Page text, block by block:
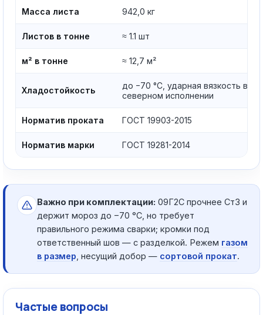
Масса листа 942,0 кг
Листов в тонне ≈ 1.1 шт
м² в тонне ≈ 12,7 м²
Хладостойкость
до −70 °C, ударная вязкость в
северном исполнении
Норматив проката ГОСТ 19903-2015
Норматив марки ГОСТ 19281-2014
Важно при комплектации: 09Г2С прочнее Ст3 и
держит мороз до −70 °C, но требует
правильного режима сварки; кромки под
ответственный шов — с разделкой. Режем газом
в размер , несущий добор — сортовой прокат.
Частые вопросы